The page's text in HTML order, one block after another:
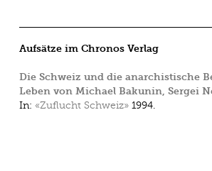
Aufsätze im Chronos Verlag
Die Schweiz und die anarchistische
Leben von Michael Bakunin, Sergei
In: «Zuflucht Schweiz» 1994.